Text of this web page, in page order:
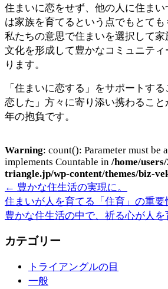
住まいに恋をせず、他の人に住ま
は家族を育てるという点でもとて
私たちの意思で住まいを選択して
文化を形成して豊かなコミュニテ
ります。
「住まいに恋する」をサポートす
恋した」方々に寄り添い携わるこ
年の抱負です。
Warning: count(): Parameter must be
implements Countable in /home/
triangle.jp/wp-content/themes/biz-
← 豊かな住生活の実現に。
住まいが人を育てる「住育」の重要
豊かな住生活の中で、祈る心が人を
カテゴリー
トライアングルの目
一般